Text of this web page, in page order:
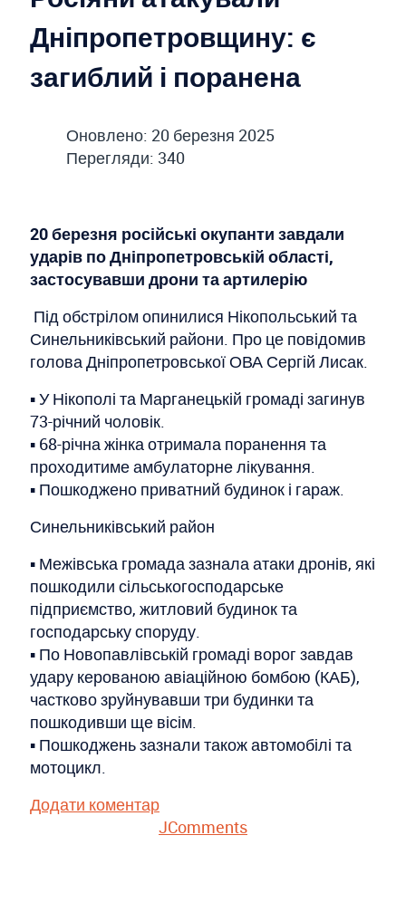
Дніпропетровщину: є
загиблий і поранена
Оновлено: 20 березня 2025
Перегляди: 340
20 березня російські окупанти завдали
ударів по Дніпропетровській області,
застосувавши дрони та артилерію
Під обстрілом опинилися Нікопольський та
Синельниківський райони. Про це повідомив
голова Дніпропетровської ОВА Сергій Лисак.
▪️ У Нікополі та Марганецькій громаді загинув
73-річний чоловік.
▪️ 68-річна жінка отримала поранення та
проходитиме амбулаторне лікування.
▪️ Пошкоджено приватний будинок і гараж.
Синельниківський район
▪️ Межівська громада зазнала атаки дронів, які
пошкодили сільськогосподарське
підприємство, житловий будинок та
господарську споруду.
▪️ По Новопавлівській громаді ворог завдав
удару керованою авіаційною бомбою (КАБ),
частково зруйнувавши три будинки та
пошкодивши ще вісім.
▪️ Пошкоджень зазнали також автомобілі та
мотоцикл.
Додати коментар
JComments